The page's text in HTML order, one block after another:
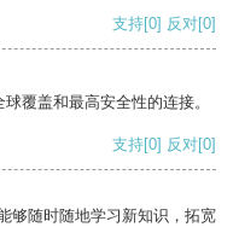
支持[0] 反对[0]
覆盖和最高安全性的连接。
支持[0] 反对[0]
够随时随地学习新知识，拓宽